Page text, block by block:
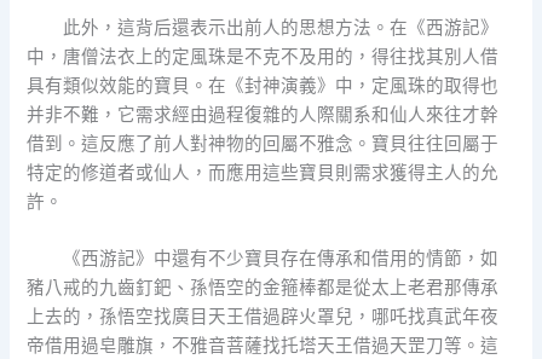
此外，這背后還表示出前人的思想方法。在《西游記》
中，唐僧法衣上的定風珠是不克不及用的，得往找其別人借
具有類似效能的寶貝。在《封神演義》中，定風珠的取得也
并非不難，它需求經由過程復雜的人際關系和仙人來往才幹
借到。這反應了前人對神物的回屬不雅念。寶貝往往回屬于
特定的修道者或仙人，而應用這些寶貝則需求獲得主人的允
許。
《西游記》中還有不少寶貝存在傳承和借用的情節，如
豬八戒的九齒釘鈀、孫悟空的金箍棒都是從太上老君那傳承
上去的，孫悟空找廣目天王借過辟火罩兒，哪吒找真武年夜
帝借用過皂雕旗，不雅音菩薩找托塔天王借過天罡刀等。這